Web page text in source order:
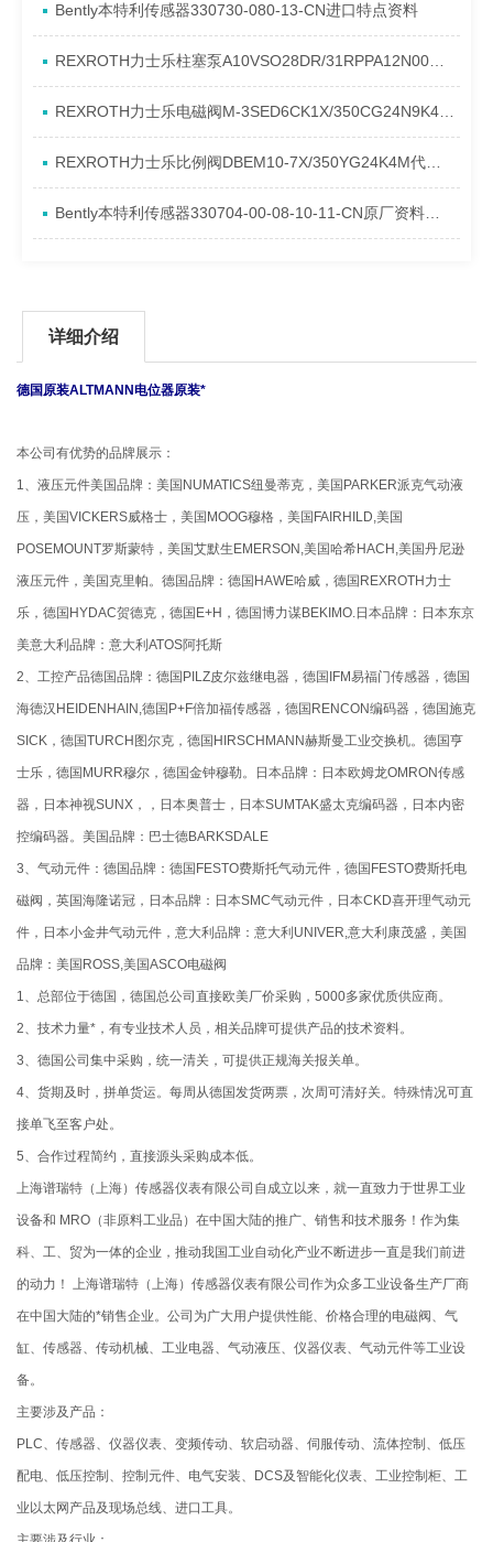
Bently本特利传感器330730-080-13-CN进口特点资料
REXROTH力士乐柱塞泵A10VSO28DR/31RPPA12N00产品资料简介
REXROTH力士乐电磁阀M-3SED6CK1X/350CG24N9K4进口现货介绍
REXROTH力士乐比例阀DBEM10-7X/350YG24K4M代理资料
Bently本特利传感器330704-00-08-10-11-CN原厂资料介绍
详细介绍
德国原装ALTMANN电位器原装*
本公司有优势的品牌展示：
1、液压元件美国品牌：美国NUMATICS纽曼蒂克，美国PARKER派克气动液
压，美国VICKERS威格士，美国MOOG穆格，美国FAIRHILD,美国
POSEMOUNT罗斯蒙特，美国艾默生EMERSON,美国哈希HACH,美国丹尼逊
液压元件，美国克里帕。德国品牌：德国HAWE哈威，德国REXROTH力士
乐，德国HYDAC贺德克，德国E+H，德国博力谋BEKIMO.日本品牌：日本东京
美意大利品牌：意大利ATOS阿托斯
2、工控产品德国品牌：德国PILZ皮尔兹继电器，德国IFM易福门传感器，德国
海德汉HEIDENHAIN,德国P+F倍加福传感器，德国RENCON编码器，德国施克
SICK，德国TURCH图尔克，德国HIRSCHMANN赫斯曼工业交换机。德国亨
士乐，德国MURR穆尔，德国金钟穆勒。日本品牌：日本欧姆龙OMRON传感
器，日本神视SUNX，，日本奥普士，日本SUMTAK盛太克编码器，日本内密
控编码器。美国品牌：巴士德BARKSDALE
3、气动元件：德国品牌：德国FESTO费斯托气动元件，德国FESTO费斯托电
磁阀，英国海隆诺冠，日本品牌：日本SMC气动元件，日本CKD喜开理气动元
件，日本小金井气动元件，意大利品牌：意大利UNIVER,意大利康茂盛，美国
品牌：美国ROSS,美国ASCO电磁阀
1、总部位于德国，德国总公司直接欧美厂价采购，5000多家优质供应商。
2、技术力量*，有专业技术人员，相关品牌可提供产品的技术资料。
3、德国公司集中采购，统一清关，可提供正规海关报关单。
4、货期及时，拼单货运。每周从德国发货两票，次周可清好关。特殊情况可直
接单飞至客户处。
5、合作过程简约，直接源头采购成本低。
上海谱瑞特（上海）传感器仪表有限公司自成立以来，就一直致力于世界工业
设备和 MRO（非原料工业品）在中国大陆的推广、销售和技术服务！作为集
科、工、贸为一体的企业，推动我国工业自动化产业不断进步一直是我们前进
的动力！ 上海谱瑞特（上海）传感器仪表有限公司作为众多工业设备生产厂商
在中国大陆的*销售企业。公司为广大用户提供性能、价格合理的电磁阀、气
缸、传感器、传动机械、工业电器、气动液压、仪器仪表、气动元件等工业设
备。
主要涉及产品：
PLC、传感器、仪器仪表、变频传动、软启动器、伺服传动、流体控制、低压
配电、低压控制、控制元件、电气安装、DCS及智能化仪表、工业控制柜、工
业以太网产品及现场总线、进口工具。